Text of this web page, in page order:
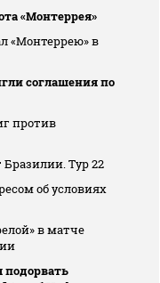
«Монтеррея»
«Монтеррею» в
соглашения по
против
Тур 22
об условиях
в матче
подорвать